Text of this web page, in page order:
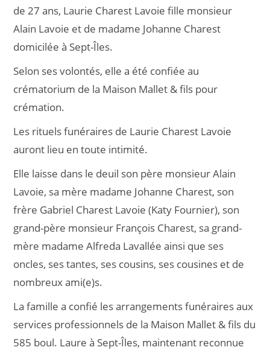
de 27 ans, Laurie Charest Lavoie fille monsieur
Alain Lavoie et de madame Johanne Charest
domicilée à Sept-Îles.
Selon ses volontés, elle a été confiée au
crématorium de la Maison Mallet & fils pour
crémation.
Les rituels funéraires de Laurie Charest Lavoie
auront lieu en toute intimité.
Elle laisse dans le deuil son père monsieur Alain
Lavoie, sa mère madame Johanne Charest, son
frère Gabriel Charest Lavoie (Katy Fournier), son
grand-père monsieur François Charest, sa grand-
mère madame Alfreda Lavallée ainsi que ses
oncles, ses tantes, ses cousins, ses cousines et de
nombreux ami(e)s.
La famille a confié les arrangements funéraires aux
services professionnels de la Maison Mallet & fils du
585 boul. Laure à Sept-Îles, maintenant reconnue